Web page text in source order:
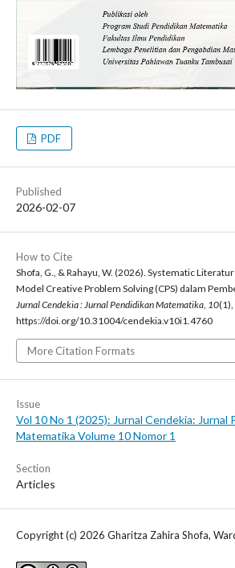
PDF
Published
2026-02-07
How to Cite
Shofa, G., & Rahayu, W. (2026). Systematic
Model Creative Problem Solving (CPS) dalam
Jurnal Cendekia : Jurnal Pendidikan Matematika, 10
https://doi.org/10.31004/cendekia.v10i1.4760
More Citation Formats
Issue
Vol 10 No 1 (2025): Jurnal Cendekia: Jurnal
Matematika Volume 10 Nomor 1
Section
Articles
Copyright (c) 2026 Gharitza Zahira Shofa,